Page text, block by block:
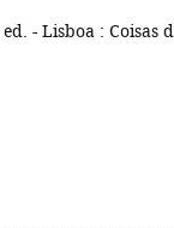
- Lisboa : Coisas